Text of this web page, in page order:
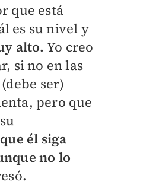
que está
es su nivel y
alto. Yo creo
si no en las
ser)
pero que
que él siga
no lo